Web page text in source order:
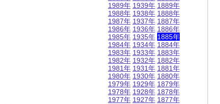
1989年
1988年
1987年
1986年
1985年
1984年
1983年
1982年
1981年
1980年
1979年
1978年
1977年
1939年
1938年
1937年
1936年
1935年
1934年
1933年
1932年
1931年
1930年
1929年
1928年
1927年
1889年
1888年
1887年
1886年
1885年
1884年
1883年
1882年
1881年
1880年
1879年
1878年
1877年